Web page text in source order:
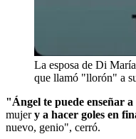
La esposa de Di
que llamó "llorón" a
"Ángel te puede enseñar
mujery a hacer goles en
nuevo, genio", cerró.